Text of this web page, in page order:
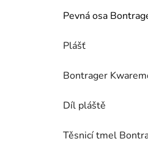
Pevná osa
Plášť
Bontrager
Díl pláště
Těsnicí tmel